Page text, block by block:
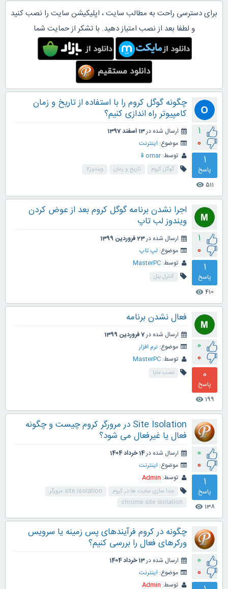
برای دسترسی راحت به مطالب سایت ، اپلیکیشن سایت را نصب کنید
و لطفا بعد از نصب امتیاز دهید. با تشکر از حمایت شما
1
0
1
پاسخ
511
visibility
چگونه گوگل کروم را با استفاده از تاریخ و زمان
کامپیوتر راه اندازی کنیم؟
ارسال شده در13 اسفند 1397
موضوع: اینترنت
توسط: omar📱
گوگل کروم تاریخ و زمان ویندوز7
1
0
1
پاسخ
410
visibility
اجرا نشدن برنامه گوگل کروم بعد از عوض کردن
ویندوز لب تاپ
ارسال شده در23 فروردین 1399
موضوع: لپ تاپ
توسط: MasterPC
کنترل پنل
0
0
0
پاسخ
199
visibility
فعال نشدن برنامه
ارسال شده در7 فروردین 1399
موضوع: نرم افزار
توسط: MasterPC
نصب مایا
0
0
1
پاسخ
138
visibility
Site Isolation در مرورگر کروم چیست و چگونه
فعال یا غیرفعال می شود؟
ارسال شده در14 خرداد 1404
موضوع: اینترنت
توسط: Admin
جدا سازی سایت ها در کروم
site isolation مرورگر
chrome site isolation
0
0
چگونه در کروم فرآیندهای پس زمینه یا سرویس
ورکرهای فعال را بررسی کنیم؟
ارسال شده در13 خرداد 1404
موضوع: اینترنت
توسط: Admin